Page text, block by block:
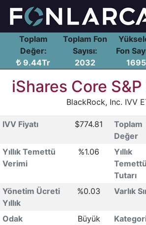
Toplam
Değer:
9.44Tr
Toplam Fon
Sayısı:
2032
Fon
1695
iShares Core
BlackRock, Inc. IVV
IVV Fiyatı $774.81
Toplam
Değer
Yıllık Temettü
Verimi
%1.06
Yıllık
Temettü
Tutarı
Yönetim Ücreti
Yıllık
%0.03 Varlık
Odak
Büyük